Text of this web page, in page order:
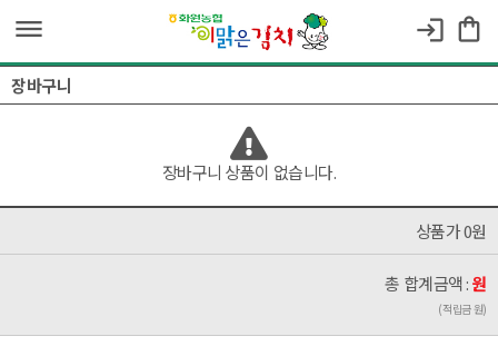
dehaze login shopping_bag
장바구니
장바구니 상품이 없습니다.
상품가 0원
총 합계금액 :원
(적립금 원)